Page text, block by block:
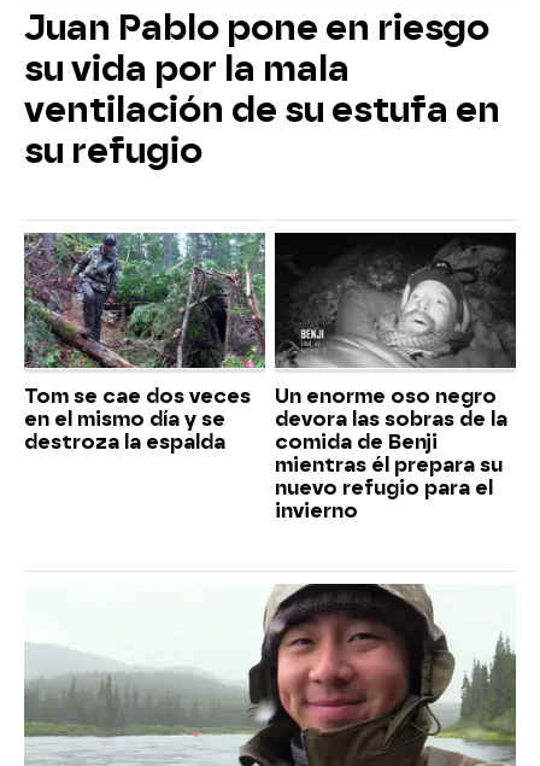
Juan Pablo pone en riesgo
su vida por la mala
ventilación de su estufa en
su refugio
Tom se cae dos veces
en el mismo día y se
destroza la espalda
Un enorme oso negro
devora las sobras de la
comida de Benji
mientras él prepara su
nuevo refugio para el
invierno